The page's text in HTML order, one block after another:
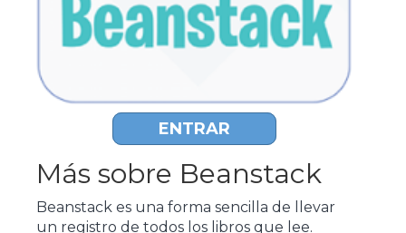
ENTRAR
Más sobre Beanstack
Beanstack es una forma sencilla de llevar
un registro de todos los libros que lee.